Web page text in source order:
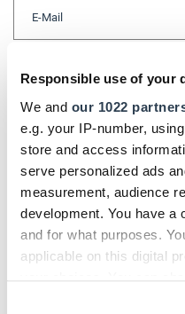
Responsible use of your
We and our 1022
e.g. your IP-number,
store and access
serve personalized ads
measurement, audience
development. You have a
and for what purposes.
applicable on this digital
Bitte geben Sie "Kommentar"